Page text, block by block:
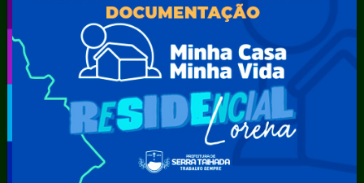
LGPD e Governo
Digital
Licitações e
Planejamento e
Prestação de Contas
Solicitar um